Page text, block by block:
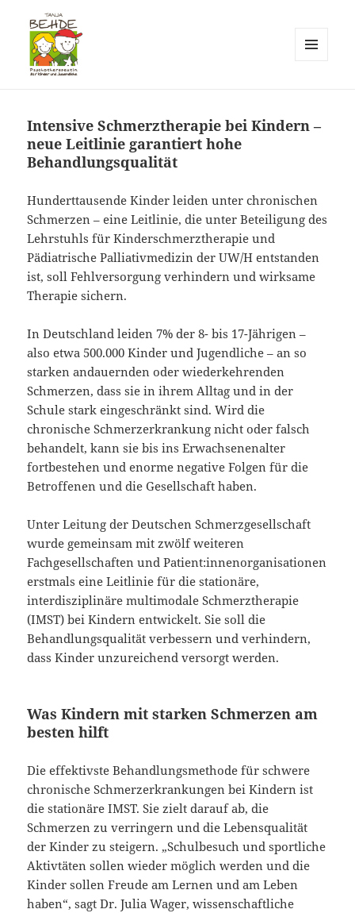
Intensive Schmerztherapie bei Kindern –
neue Leitlinie garantiert hohe
Behandlungsqualität
Hunderttausende Kinder leiden unter chronischen
Schmerzen – eine Leitlinie, die unter Beteiligung des
Lehrstuhls für Kinderschmerztherapie und
Pädiatrische Palliativmedizin der UW/H entstanden
ist, soll Fehlversorgung verhindern und wirksame
Therapie sichern.
In Deutschland leiden 7% der 8- bis 17-Jährigen –
also etwa 500.000 Kinder und Jugendliche – an so
starken andauernden oder wiederkehrenden
Schmerzen, dass sie in ihrem Alltag und in der
Schule stark eingeschränkt sind. Wird die
chronische Schmerzerkrankung nicht oder falsch
behandelt, kann sie bis ins Erwachsenenalter
fortbestehen und enorme negative Folgen für die
Betroffenen und die Gesellschaft haben.
Unter Leitung der Deutschen Schmerzgesellschaft
wurde gemeinsam mit zwölf weiteren
Fachgesellschaften und Patient:innenorganisationen
erstmals eine Leitlinie für die stationäre,
interdisziplinäre multimodale Schmerztherapie
(IMST) bei Kindern entwickelt. Sie soll die
Behandlungsqualität verbessern und verhindern,
dass Kinder unzureichend versorgt werden.
Was Kindern mit starken Schmerzen am
besten hilft
Die effektivste Behandlungsmethode für schwere
chronische Schmerzerkrankungen bei Kindern ist
die stationäre IMST. Sie zielt darauf ab, die
Schmerzen zu verringern und die Lebensqualität
der Kinder zu steigern. „Schulbesuch und sportliche
Aktivtäten sollen wieder möglich werden und die
Kinder sollen Freude am Lernen und am Leben
haben“, sagt Dr. Julia Wager, wissenschaftliche